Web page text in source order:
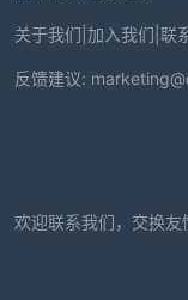
关于我们 加入我们 联
反馈建议:
欢迎联系我们，交换友